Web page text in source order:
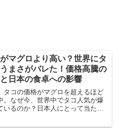
マグロより高い？世界にタ
まさがバレた！価格高騰の
日本の食卓への影響
タコの価格がマグロを超えるほど
。なぜ今、世界中でタコ人気が爆
いるのか？日本人にとって当たり